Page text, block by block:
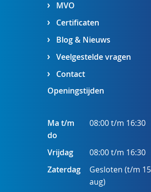
MVO
Certificaten
Blog & Nieuws
Veelgestelde vragen
Contact
Openingstijden
Ma t/m
do
08:00 t/m 16:30
Vrijdag
08:00 t/m 16:30
Zaterdag
Gesloten (t/m 15
aug)